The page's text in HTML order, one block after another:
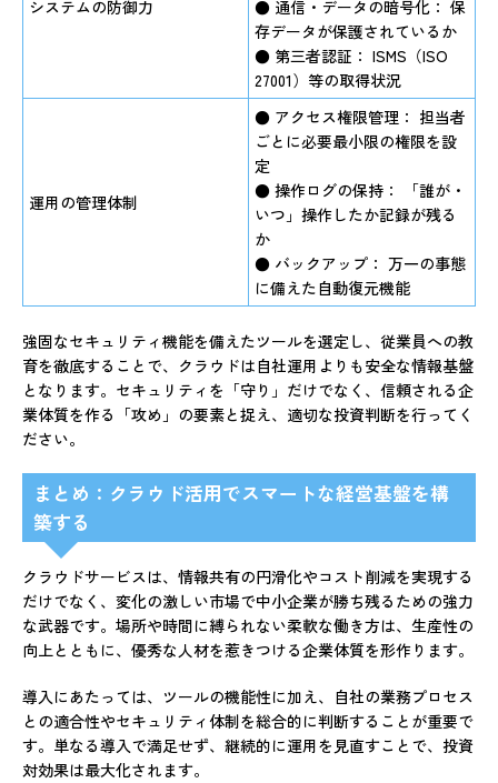
システムの防御力
● 通信・データの暗号化： 保
存データが保護されているか
● 第三者認証： ISMS（ISO
27001）等の取得状況
運用の管理体制
● アクセス権限管理： 担当者
ごとに必要最小限の権限を設
定
● 操作ログの保持：
「誰が・
いつ」操作したか記録が残る
か
● バックアップ： 万一の事態
に備えた自動復元機能
強固なセキュリティ機能を備えたツールを選定し、従業員への教
育を徹底することで、クラウドは自社運用よりも安全な情報基盤
となります。セキュリティを「守り」だけでなく、信頼される企
業体質を作る「攻め」の要素と捉え、適切な投資判断を行ってく
ださい。
まとめ：クラウド活用でスマートな経営基盤を構
築する
クラウドサービスは、情報共有の円滑化やコスト削減を実現する
だけでなく、変化の激しい市場で中小企業が勝ち残るための強力
な武器です。場所や時間に縛られない柔軟な働き方は、生産性の
向上とともに、優秀な人材を惹きつける企業体質を形作ります。
導入にあたっては、ツールの機能性に加え、自社の業務プロセス
との適合性やセキュリティ体制を総合的に判断することが重要で
す。単なる導入で満足せず、継続的に運用を見直すことで、投資
対効果は最大化されます。